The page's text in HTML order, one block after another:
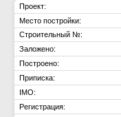
Проект:
Место постройки:
Строительный №:
Заложено:
Построено:
Приписка:
IMO:
Регистрация: